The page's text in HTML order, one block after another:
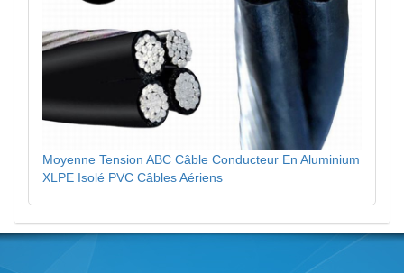
Moyenne Tension ABC Câble Conducteur En Aluminium
XLPE Isolé PVC Câbles Aériens